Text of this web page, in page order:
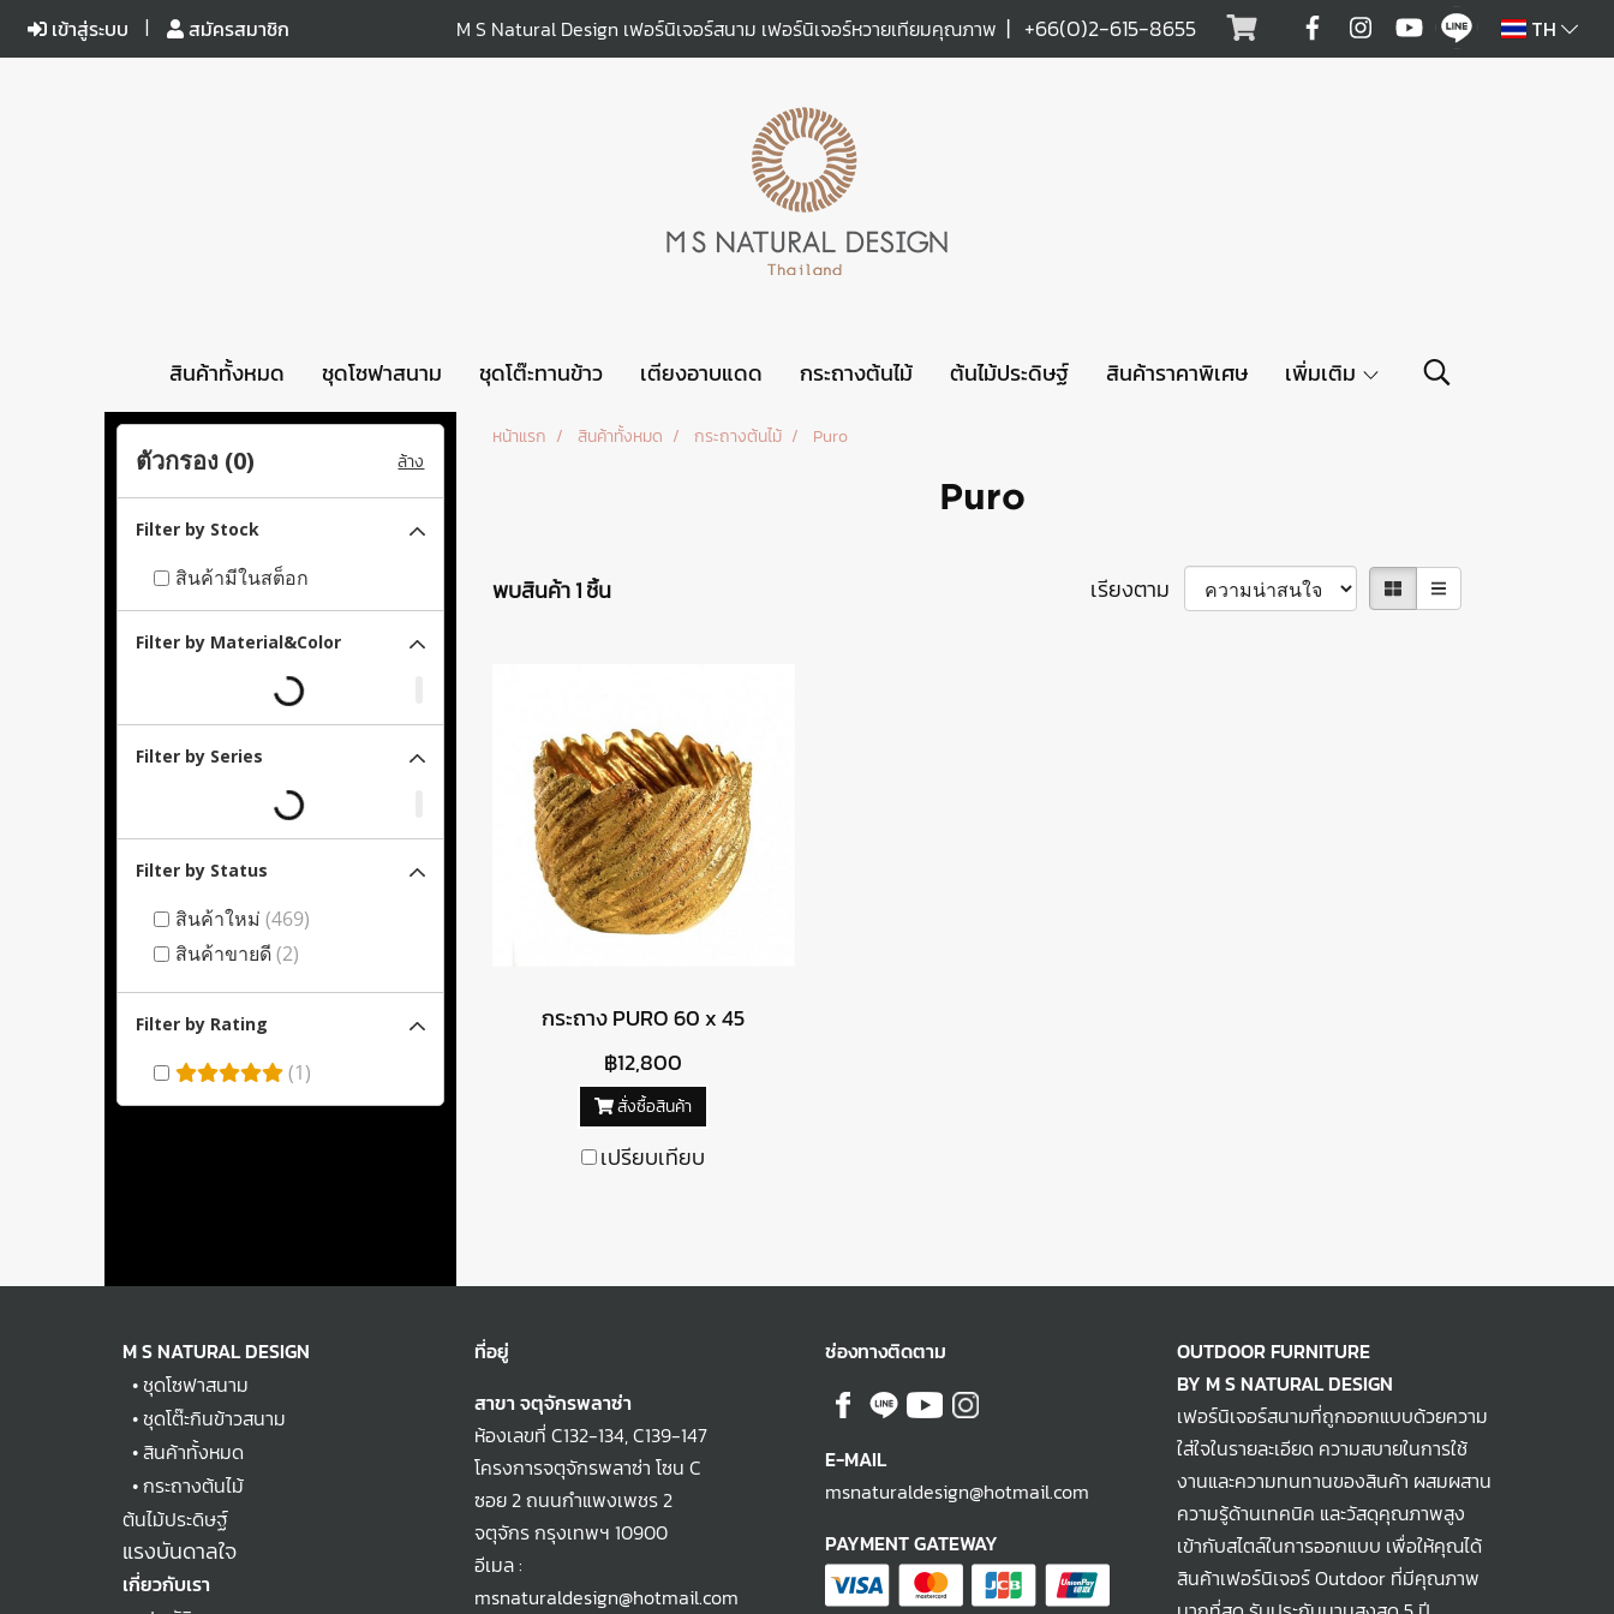
เข้าสู่ระบบ สมัครสมาชิก M S Natural Design เฟอร์นิเจอร์สนาม เฟอร์นิเจอร์หวายเทียมคุณภาพ | +66(0)2-615-8655 TH
สินค้าทั้งหมด ชุดโซฟาสนาม ชุดโต๊ะทานข้าว เตียงอาบแดด กระถางต้นไม้ ต้นไม้ประดิษฐ์ สินค้าราคาพิเศษ เพิ่มเติม
หน้าแรก สินค้าทั้งหมด กระถางต้นไม้ Puro
Puro
พบสินค้า 1 ชิ้น เรียงตาม
กระถาง PURO 60 x 45
฿12,800
สั่งซื้อสินค้า
เปรียบเทียบ
ตัวกรอง (0) ล้าง
Filter by Stock
สินค้ามีในสต็อก
Filter by Material&Color
Filter by Series
Filter by Status
สินค้าใหม่ (469)
สินค้าขายดี(2)
Filter by Rating
(1)
M S NATURAL DESIGN
•ชุดโซฟาสนาม
•ชุดโต๊ะกินข้าวสนาม
•สินค้าทั้งหมด
•กระถางต้นไม้
ต้นไม้ประดิษฐ์
แรงบันดาลใจ
เกี่ยวกับเรา
ที่อยู่
สาขา จตุจักรพลาซ่า
ห้องเลขที่ C132-134, C139-147
โครงการจตุจักรพลาซ่า โซน C
ซอย 2 ถนนกำแพงเพชร 2
จตุจักร กรุงเทพฯ 10900
อีเมล :
msnaturaldesign@hotmail.com
ช่องทางติดตาม
E-MAIL
msnaturaldesign@hotmail.com
PAYMENT GATEWAY
OUTDOOR FURNITURE
BY M S NATURAL DESIGN
เฟอร์นิเจอร์สนามที่ถูกออกแบบด้วยความ
ใส่ใจในรายละเอียด ความสบายในการใช้
งานและความทนทานของสินค้า ผสมผสาน
ความรู้ด้านเทคนิค และวัสดุคุณภาพสูง
เข้ากับสไตล์ในการออกแบบ เพื่อให้คุณได้
สินค้าเฟอร์นิเจอร์ Outdoor ที่มีคุณภาพ